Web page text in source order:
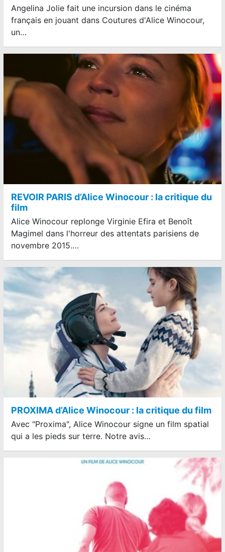
Angelina Jolie fait une incursion dans le cinéma
français en jouant dans Coutures d'Alice Winocour,
un…
REVOIR PARIS d’Alice Winocour : la critique du
film
Alice Winocour replonge Virginie Efira et Benoît
Magimel dans l'horreur des attentats parisiens de
novembre 2015.…
PROXIMA d’Alice Winocour : la critique du film
Avec "Proxima", Alice Winocour signe un film spatial
qui a les pieds sur terre. Notre avis…